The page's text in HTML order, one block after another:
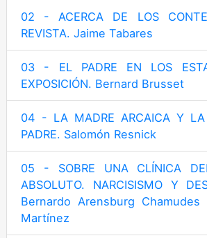
02 - ACERCA DE LOS
REVISTA. Jaime Tabares
03 - EL PADRE EN LOS
EXPOSICIÓN. Bernard Brusset
04 - LA MADRE ARCAICA Y LA
PADRE. Salomón Resnick
05 - SOBRE UNA CLÍNICA
ABSOLUTO. NARCISISMO Y
Bernardo Arensburg
Martínez